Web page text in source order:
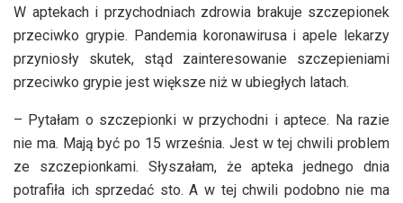
W aptekach i przychodniach zdrowia brakuje szczepionek
przeciwko grypie. Pandemia koronawirusa i apele lekarzy
przyniosły skutek, stąd zainteresowanie szczepieniami
przeciwko grypie jest większe niż w ubiegłych latach.
– Pytałam o szczepionki w przychodni i aptece. Na razie
nie ma. Mają być po 15 września. Jest w tej chwili problem
ze szczepionkami. Słyszałam, że apteka jednego dnia
potrafiła ich sprzedać sto. A w tej chwili podobno nie ma